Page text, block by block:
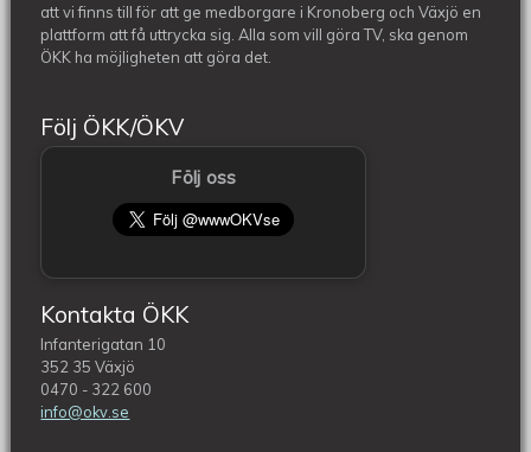
att vi finns till för att ge medborgare i Kronoberg och Växjö en
plattform att få uttrycka sig. Alla som vill göra TV, ska genom
ÖKK ha möjligheten att göra det.
Följ ÖKK/ÖKV
Följ oss
Kontakta ÖKK
Infanterigatan 10
352 35 Växjö
0470 - 322 600
info@okv.se